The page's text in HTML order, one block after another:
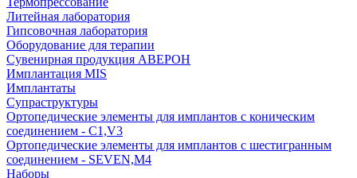
Литейная лаборатория
Гипсовочная лаборатория
Оборудование для терапии
Сувенирная продукция АВЕРОН
Имплантация MIS
Имплантаты
Супраструктуры
Ортопедические элементы для имплантов с коническим
соединением - C1,V3
Ортопедические элементы для имплантов с шестигранным
соединением - SEVEN,M4
Наборы